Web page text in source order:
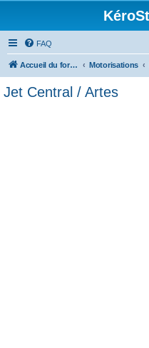
FAQ
Accueil du forum Motorisations
Jet Central / Artes